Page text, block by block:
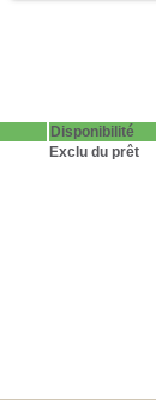
Disponibilité
Exclu du prêt